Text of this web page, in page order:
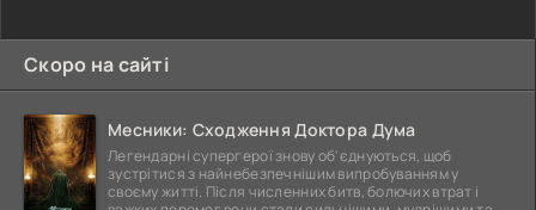
Скоро на сайті
Месники: Сходження Доктора Дума
Легендарні супергерої знову об'єднуються, щоб
зустрітися з найнебезпечнішим випробуванням у
своєму житті. Після численних битв, болючих втрат і